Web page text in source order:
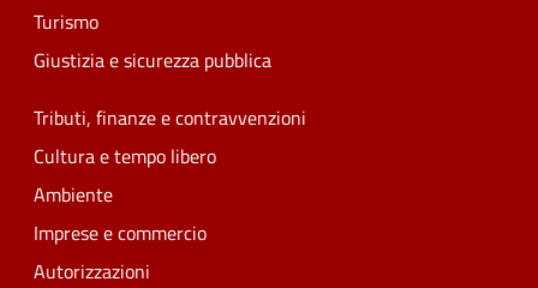
Turismo
Giustizia e sicurezza pubblica
Tributi, finanze e contravvenzioni
Cultura e tempo libero
Ambiente
Imprese e commercio
Autorizzazioni